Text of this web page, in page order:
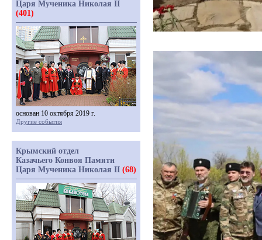
Царя Мученика Николая II
(401)
основан 10 октября 2019 г.
Другие события
Крымский отдел
Казачьего Конвоя Памяти
Царя Мученика Николая II (68)